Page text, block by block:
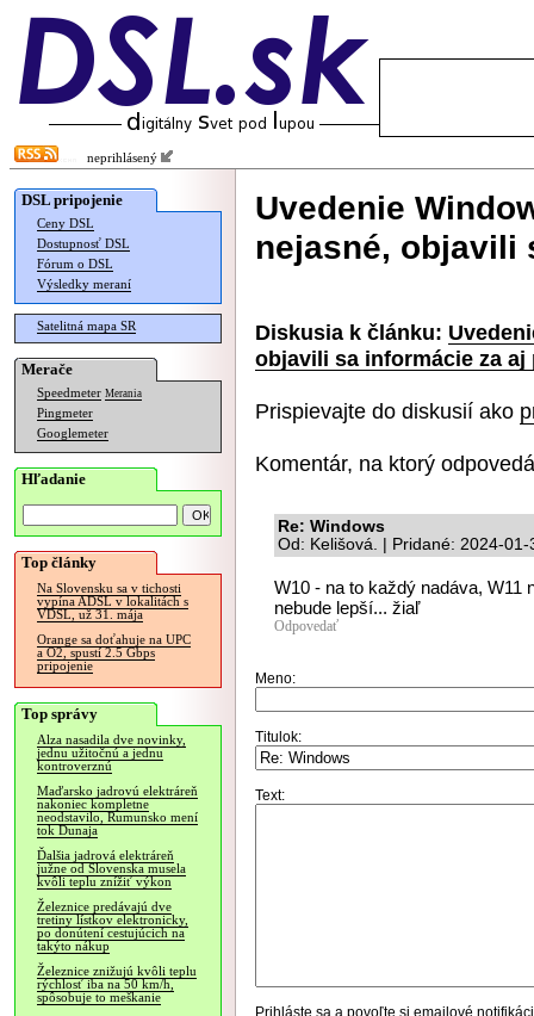
neprihlásený
DSL pripojenie
Ceny DSL
Dostupnosť DSL
Fórum o DSL
Výsledky meraní
Satelitná mapa SR
Merače
Speedmeter Merania
Pingmeter
Googlemeter
Hľadanie
Top články
Na Slovensku sa v tichosti
vypína ADSL v lokalitách s
VDSL, už 31. mája
Orange sa doťahuje na UPC
a O2, spustí 2.5 Gbps
pripojenie
Top správy
Alza nasadila dve novinky,
jednu užitočnú a jednu
kontroverznú
Maďarsko jadrovú elektráreň
nakoniec kompletne
neodstavilo, Rumunsko mení
tok Dunaja
Ďalšia jadrová elektráreň
južne od Slovenska musela
kvôli teplu znížiť výkon
Železnice predávajú dve
tretiny lístkov elektronicky,
po donútení cestujúcich na
takýto nákup
Železnice znižujú kvôli teplu
rýchlosť iba na 50 km/h,
spôsobuje to meškanie
Uvedenie
nejasné, objavili
Diskusia k článku:
objavili sa informácie za aj
Prispievajte do diskusií ako
Komentár, na ktorý
Re: Windows
Od: Kelišová. | Pridané: 2024-
W10 - na to každý nadáva, W11
nebude lepší... žiaľ
Odpovedať
Meno:
Titulok:
Text:
Prihláste sa a povoľte si emailové